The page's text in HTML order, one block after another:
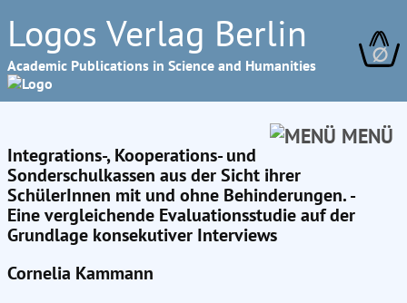
Logos Verlag Berlin
Academic Publications in Science and Humanities ∅
MENÜ
Integrations-, Kooperations- und
Sonderschulkassen aus der Sicht ihrer
SchülerInnen mit und ohne Behinderungen. -
Eine vergleichende Evaluationsstudie auf der
Grundlage konsekutiver Interviews
Cornelia Kammann